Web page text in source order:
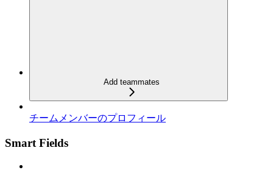
Add teammates
チームメンバーのプロフィール
Smart Fields